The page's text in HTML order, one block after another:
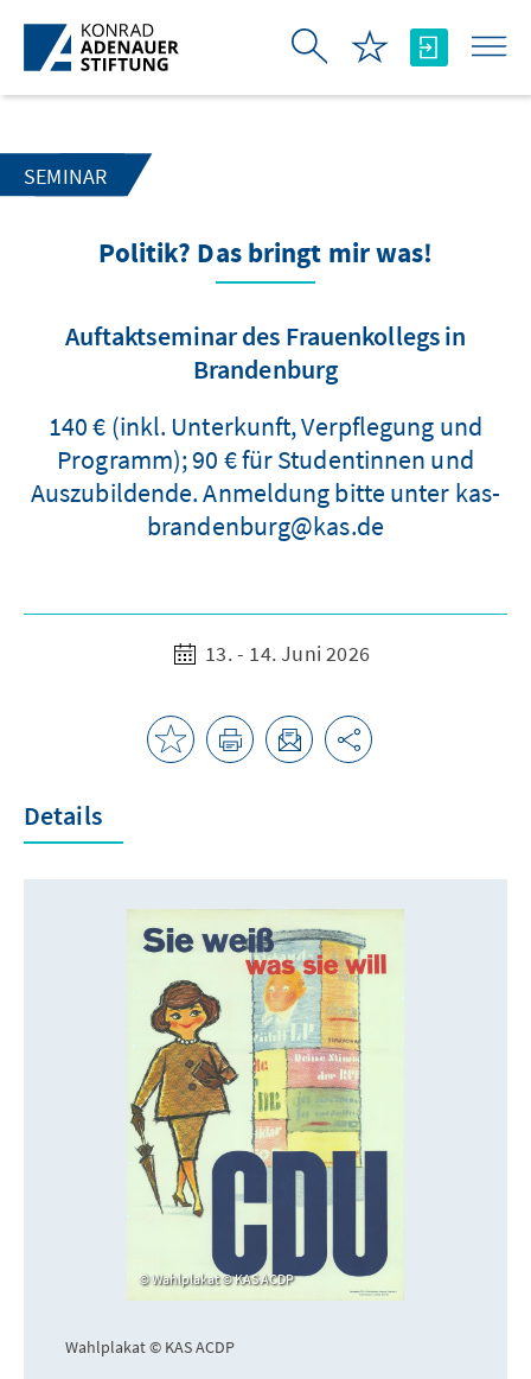
Zum Hauptinhalt springen
SEMINAR
Politik? Das bringt mir was!
Auftaktseminar des Frauenkollegs in
Brandenburg
140 € (inkl. Unterkunft, Verpflegung und
Programm); 90 € für Studentinnen und
Auszubildende. Anmeldung bitte unter kas-
brandenburg@kas.de
13. - 14. Juni 2026
Details
Wahlplakat © KAS ACDP
Wahlplakat © KAS ACDP